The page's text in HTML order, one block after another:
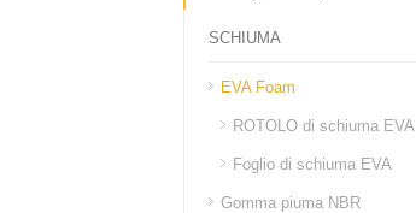
SCHIUMA
EVA Foam
ROTOLO di schiuma EVA
Foglio di schiuma EVA
Gomma piuma NBR